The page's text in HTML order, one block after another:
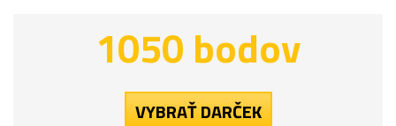
1050 bodov
VYBRAŤ DARČEK